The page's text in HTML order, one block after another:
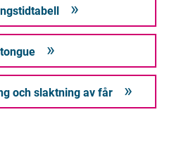
och slaktning av får